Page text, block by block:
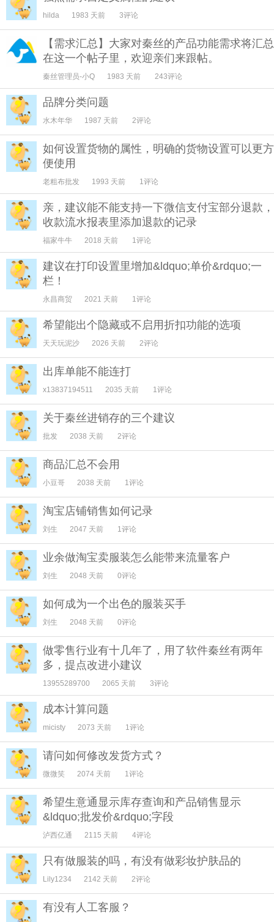
hilda 1983 天前 3评论
【需求汇总】大家对秦丝的产品功能需求将汇总
在这一个帖子里，欢迎亲们来跟帖。
秦丝管理员-小Q 1983 天前 243评论
品牌分类问题
水木年华 1987 天前 2评论
如何设置货物的属性，明确的货物设置可以更方
便使用
老粗布批发 1993 天前 1评论
亲，建议能不能支持一下微信支付宝部分退款，
收款流水报表里添加退款的记录
福家牛牛 2018 天前 1评论
建议在打印设置里增加&ldquo;单价&rdquo;一
栏！
永昌商贸 2021 天前 1评论
希望能出个隐藏或不启用折扣功能的选项
天天玩泥沙 2026 天前 2评论
出库单能不能连打
x13837194511 2035 天前 1评论
关于秦丝进销存的三个建议
批发 2038 天前 2评论
商品汇总不会用
小豆哥 2038 天前 1评论
淘宝店铺销售如何记录
刘生 2047 天前 1评论
业余做淘宝卖服装怎么能带来流量客户
刘生 2048 天前 0评论
如何成为一个出色的服装买手
刘生 2048 天前 0评论
做零售行业有十几年了，用了软件秦丝有两年
多，提点改进小建议
13955289700 2065 天前 3评论
成本计算问题
micisty 2073 天前 1评论
请问如何修改发货方式？
微微笑 2074 天前 1评论
希望生意通显示库存查询和产品销售显示
&ldquo;批发价&rdquo;字段
泸西亿通 2115 天前 4评论
只有做服装的吗，有没有做彩妆护肤品的
Lily1234 2142 天前 2评论
有没有人工客服？